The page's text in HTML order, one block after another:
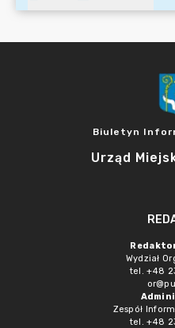
Biuletyn
Urząd
Wydział
tel. +48
Zespół
tel. +48